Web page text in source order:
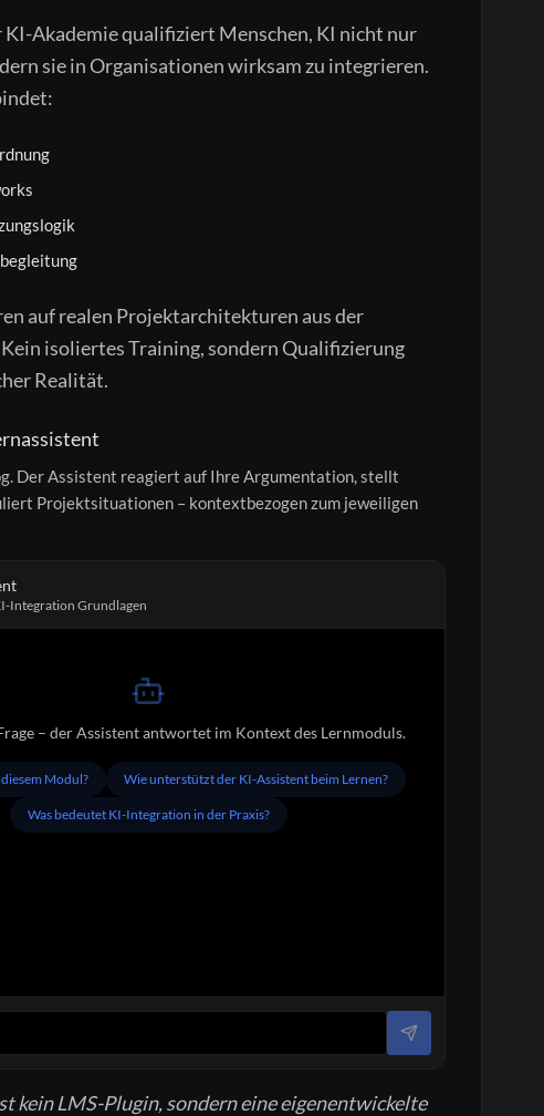
KI-Akademie qualifiziert Menschen, KI nicht nur
sie in Organisationen wirksam zu integrieren.
auf realen Projektarchitekturen aus der
isoliertes Training, sondern Qualifizierung
Realität.
Der Assistent reagiert auf Ihre Argumentation, stellt
Projektsituationen – kontextbezogen zum jeweiligen
Integration Grundlagen
– der Assistent antwortet im Kontext des Lernmoduls.
Modul? Wie unterstützt der KI-Assistent beim Lernen?
Was bedeutet KI-Integration in der Praxis?
kein LMS-Plugin, sondern eine eigenentwickelte